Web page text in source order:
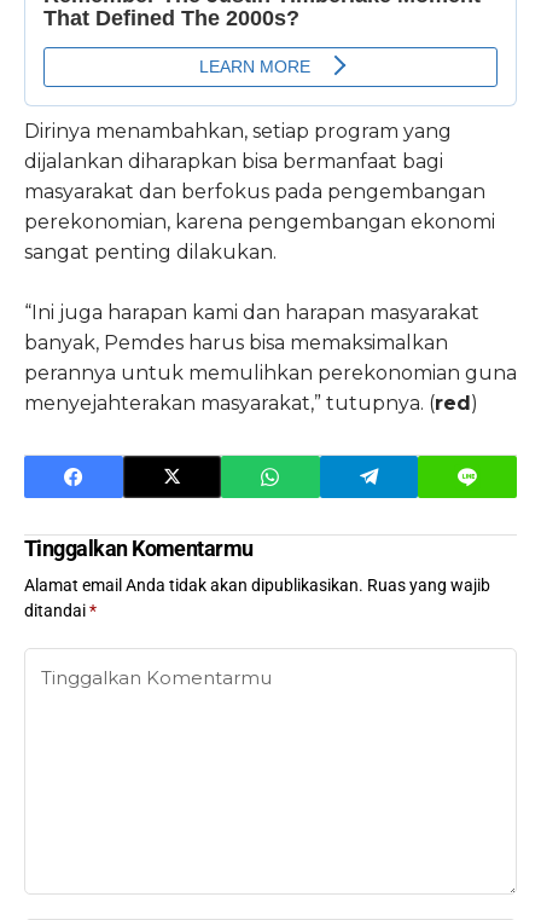
Dirinya menambahkan, setiap program yang
dijalankan diharapkan bisa bermanfaat bagi
masyarakat dan berfokus pada pengembangan
perekonomian, karena pengembangan ekonomi
sangat penting dilakukan.
“Ini juga harapan kami dan harapan masyarakat
banyak, Pemdes harus bisa memaksimalkan
perannya untuk memulihkan perekonomian guna
menyejahterakan masyarakat,” tutupnya. (red)
Tinggalkan Komentarmu
Alamat email Anda tidak akan dipublikasikan. Ruas yang wajib
ditandai*